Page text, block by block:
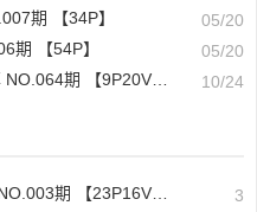
期 【34P】
05/20
期 【54P】
05/20
】最新至：2024.9.28 10/24
】最新至：2025.1.23 3